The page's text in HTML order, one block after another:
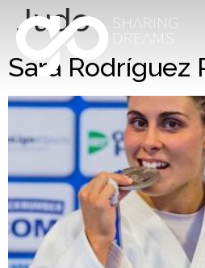
Judo
Sara Rodríguez